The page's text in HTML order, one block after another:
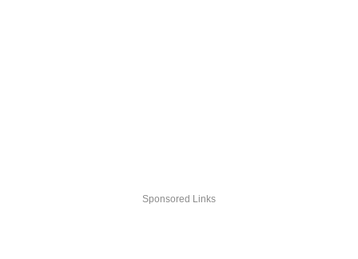
Sponsored Links